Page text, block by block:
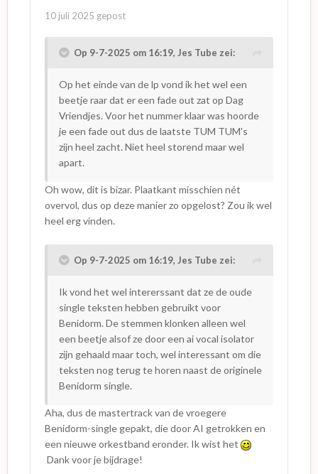
10 juli 2025 gepost
Op 9-7-2025 om 16:19, Jes Tube zei:
Op het einde van de lp vond ik het wel een
beetje raar dat er een fade out zat op Dag
Vriendjes. Voor het nummer klaar was hoorde
je een fade out dus de laatste TUM TUM's
zijn heel zacht. Niet heel storend maar wel
apart.
Oh wow, dit is bizar. Plaatkant misschien nét
overvol, dus op deze manier zo opgelost? Zou ik wel
heel erg vinden.
Op 9-7-2025 om 16:19, Jes Tube zei:
Ik vond het wel intererssant dat ze de oude
single teksten hebben gebruikt voor
Benidorm. De stemmen klonken alleen wel
een beetje alsof ze door een ai vocal isolator
zijn gehaald maar toch, wel interessant om die
teksten nog terug te horen naast de originele
Benidorm single.
Aha, dus de mastertrack van de vroegere
Benidorm-single gepakt, die door AI getrokken en
een nieuwe orkestband eronder. Ik wist het
Dank voor je bijdrage!